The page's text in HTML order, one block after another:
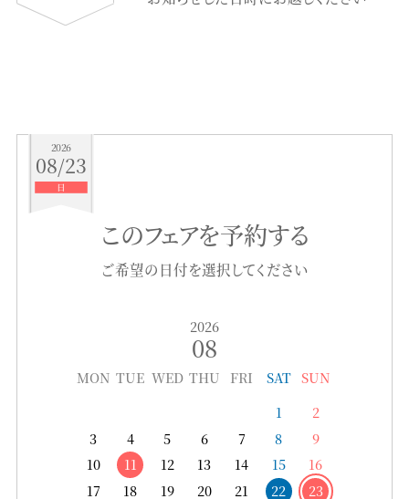
2026
08/23
日
このフェアを予約する
ご希望の日付を選択してください
2026
08
MON TUE WED THU FRI SAT SUN
1
2
3
4 5 6 7 8
9
10
11 12 13 14 15
16
17
18 19 20 21 22
23